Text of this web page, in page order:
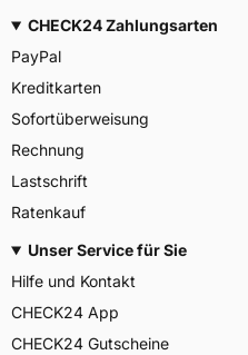
CHECK24 Zahlungsarten
PayPal
Kreditkarten
Sofortüberweisung
Rechnung
Lastschrift
Ratenkauf
Unser Service für Sie
Hilfe und Kontakt
CHECK24 App
CHECK24 Gutscheine